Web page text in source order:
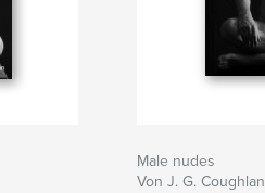
Male nudes
Von J. G. Coughlan